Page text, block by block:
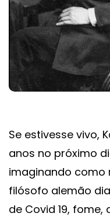
Se estivesse vivo,
anos no próximo
imaginando como
filósofo alemão
de Covid 19,